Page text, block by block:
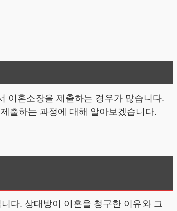
이혼소장을 제출하는 경우가 많습니다.
출하는 과정에 대해 알아보겠습니다.
다. 상대방이 이혼을 청구한 이유와 그